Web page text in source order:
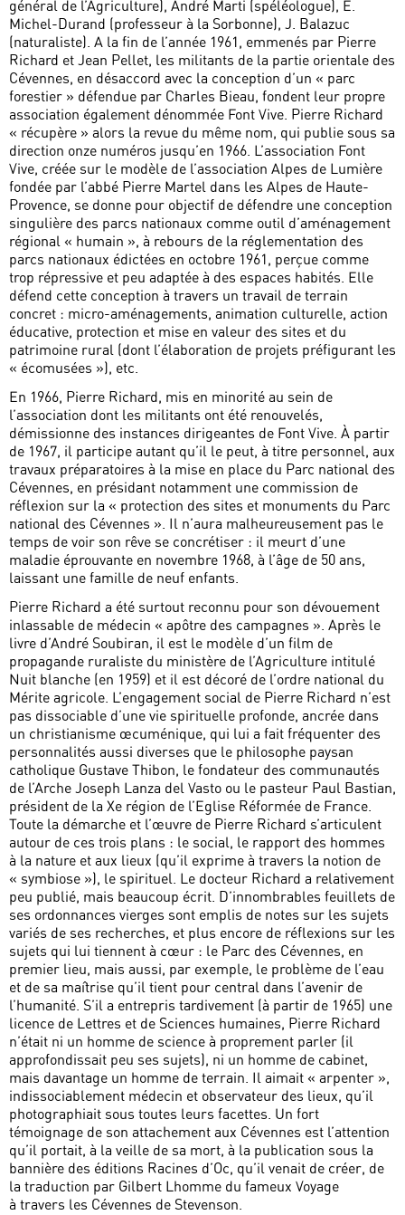
général de l’Agriculture), André Marti (spéléologue), E.
Michel-Durand (professeur à la Sorbonne), J. Balazuc
(naturaliste). A la fin de l’année 1961, emmenés par Pierre
Richard et Jean Pellet, les militants de la partie orientale des
Cévennes, en désaccord avec la conception d’un « parc
forestier » défendue par Charles Bieau, fondent leur propre
association également dénommée Font Vive. Pierre Richard
« récupère » alors la revue du même nom, qui publie sous sa
direction onze numéros jusqu’en 1966. L’association Font
Vive, créée sur le modèle de l’association Alpes de Lumière
fondée par l’abbé Pierre Martel dans les Alpes de Haute-
Provence, se donne pour objectif de défendre une conception
singulière des parcs nationaux comme outil d’aménagement
régional « humain », à rebours de la réglementation des
parcs nationaux édictées en octobre 1961, perçue comme
trop répressive et peu adaptée à des espaces habités. Elle
défend cette conception à travers un travail de terrain
concret : micro-aménagements, animation culturelle, action
éducative, protection et mise en valeur des sites et du
patrimoine rural (dont l’élaboration de projets préfigurant les
« écomusées »), etc.
En 1966, Pierre Richard, mis en minorité au sein de
l’association dont les militants ont été renouvelés,
démissionne des instances dirigeantes de Font Vive. À partir
de 1967, il participe autant qu’il le peut, à titre personnel, aux
travaux préparatoires à la mise en place du Parc national des
Cévennes, en présidant notamment une commission de
réflexion sur la « protection des sites et monuments du Parc
national des Cévennes ». Il n’aura malheureusement pas le
temps de voir son rêve se concrétiser : il meurt d’une
maladie éprouvante en novembre 1968, à l’âge de 50 ans,
laissant une famille de neuf enfants.
Pierre Richard a été surtout reconnu pour son dévouement
inlassable de médecin « apôtre des campagnes ». Après le
livre d’André Soubiran, il est le modèle d’un film de
propagande ruraliste du ministère de l’Agriculture intitulé
Nuit blanche (en 1959) et il est décoré de l’ordre national du
Mérite agricole. L’engagement social de Pierre Richard n’est
pas dissociable d’une vie spirituelle profonde, ancrée dans
un christianisme œcuménique, qui lui a fait fréquenter des
personnalités aussi diverses que le philosophe paysan
catholique Gustave Thibon, le fondateur des communautés
de l’Arche Joseph Lanza del Vasto ou le pasteur Paul Bastian,
président de la Xe région de l’Eglise Réformée de France.
Toute la démarche et l’œuvre de Pierre Richard s’articulent
autour de ces trois plans : le social, le rapport des hommes
à la nature et aux lieux (qu’il exprime à travers la notion de
« symbiose »), le spirituel. Le docteur Richard a relativement
peu publié, mais beaucoup écrit. D’innombrables feuillets de
ses ordonnances vierges sont emplis de notes sur les sujets
variés de ses recherches, et plus encore de réflexions sur les
sujets qui lui tiennent à cœur : le Parc des Cévennes, en
premier lieu, mais aussi, par exemple, le problème de l’eau
et de sa maîtrise qu’il tient pour central dans l’avenir de
l’humanité. S’il a entrepris tardivement (à partir de 1965) une
licence de Lettres et de Sciences humaines, Pierre Richard
n’était ni un homme de science à proprement parler (il
approfondissait peu ses sujets), ni un homme de cabinet,
mais davantage un homme de terrain. Il aimait « arpenter »,
indissociablement médecin et observateur des lieux, qu’il
photographiait sous toutes leurs facettes. Un fort
témoignage de son attachement aux Cévennes est l’attention
qu’il portait, à la veille de sa mort, à la publication sous la
bannière des éditions Racines d’Oc, qu’il venait de créer, de
la traduction par Gilbert Lhomme du fameux Voyage
à travers les Cévennes de Stevenson.